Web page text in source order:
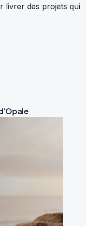
livrer des projets qui